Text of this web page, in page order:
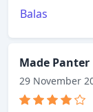
Balas
Made Panter
29 November